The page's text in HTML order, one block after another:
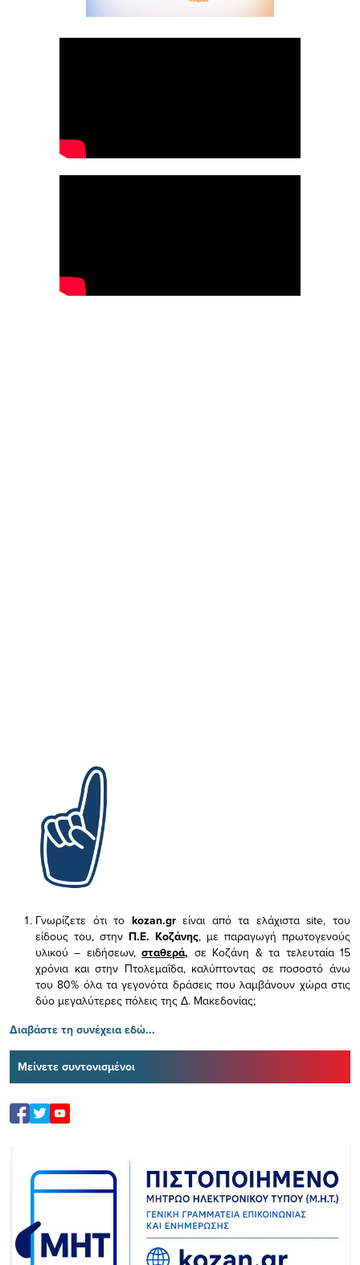
Γνωρίζετε ότι το kozan.gr είναι από τα ελάχισταsite, του
είδους του, στην Π.Ε. Κοζάνης, με παραγωγή πρωτογενούς
υλικού – ειδήσεων,σταθερά, σε Κοζάνη & τα τελευταία 15
χρόνια και στην Πτολεμαΐδα, καλύπτοντας σε ποσοστό άνω
του 80% όλα τα γεγονότα δράσεις που λαμβάνουν χώρα στις
δύο μεγαλύτερες πόλεις της Δ. Μακεδονίας;
Διαβάστε τη συνέχεια εδώ...
Μείνετε συντονισμένοι